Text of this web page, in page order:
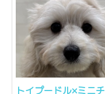
トイプードル×ミニ